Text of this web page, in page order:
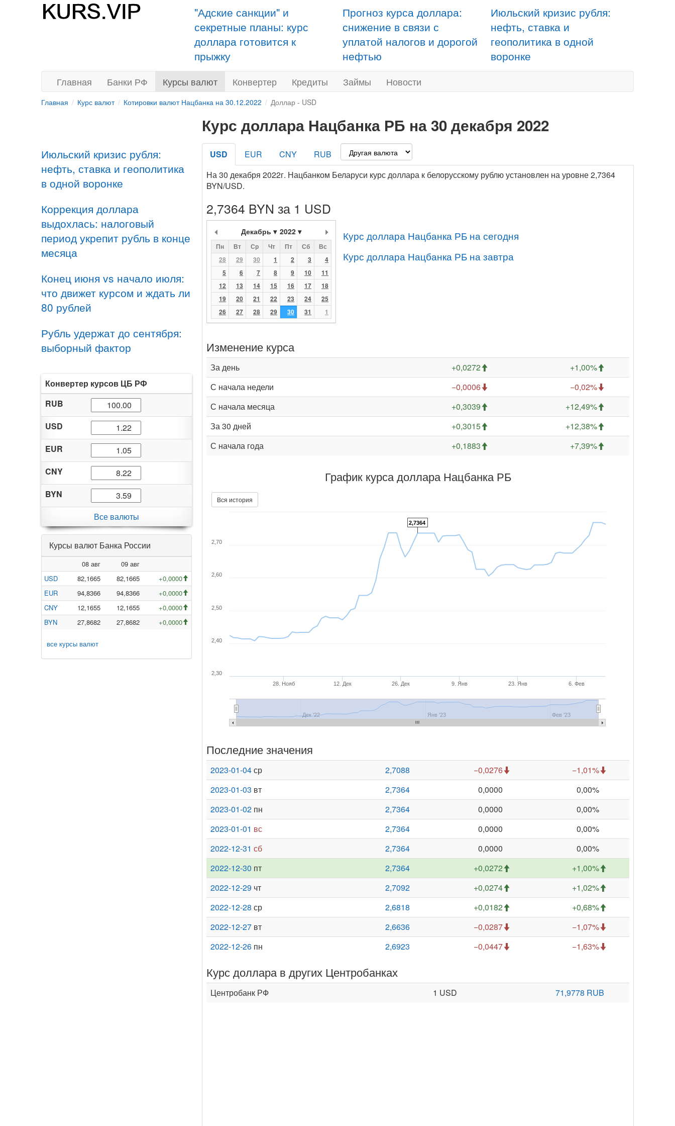
"Адские санкции" и
секретные планы: курс
доллара готовится к
прыжку
Прогноз курса доллара:
снижение в связи с
уплатой налогов и дорогой
нефтью
Июльский кризис рубля:
нефть, ставка и
геополитика в одной
воронке
Главная Банки РФ Курсы валют Конвертер Кредиты Займы Новости
Главная Курс валют Котировки валют Нацбанка на 30.12.2022 Доллар - USD
Июльский кризис рубля:
нефть, ставка и геополитика
в одной воронке
Коррекция доллара
выдохлась: налоговый
период укрепит рубль в конце
месяца
Конец июня vs начало июля:
что движет курсом и ждать ли
80 рублей
Рубль удержат до сентября:
выборный фактор
Конвертер курсов ЦБ РФ
RUB
USD
EUR
CNY
BYN
Все валюты
Курсы валют Банка России
08 авг
09 авг
USD
82,1665 82,1665
+0,0000
EUR
94,8366 94,8366
+0,0000
CNY
12,1655 12,1655
+0,0000
BYN
27,8682 27,8682 +0,0000
все курсы валют
Курс доллара Нацбанка РБ на 30 декабря 2022
USD EUR CNY
RUB
На 30 декабря 2022г. Нацбанком Беларуси курс доллара к белорусскому рублю установлен на уровне 2,7364
BYN/USD.
2,7364 BYN за 1 USD
Декабрь 2022
Пн Вт Ср Чт Пт Сб
Вс
28
29 30 1 2 3
4
5
6 7 8 9 10
11
12
13 14 15 16 17
18
19
20 21 22 23 24
25
26
27 28 29 30 31 1
Курс доллара Нацбанка РБ на сегодня
Курс доллара Нацбанка РБ на завтра
Изменение курса
За день +0,0272
+1,00%
С начала недели
−0,0006
−0,02%
С начала месяца
+0,3039
+12,49%
За 30 дней
+0,3015
+12,38%
С начала года
+0,1883 +7,39%
График курса доллара Нацбанка РБ
Вся история
2,7364
28. Нояб 12. Дек 26. Дек 9. Янв 23. Янв 6. Фев
Дек '22 Янв '23 Фев '23
2,30
2,40
2,50
2,60
2,70
Последние значения
2023-01-04ср 2,7088 −0,0276
−1,01%
2023-01-03 вт 2,7364 0,0000
0,00%
2023-01-02 пн 2,7364 0,0000
0,00%
2023-01-01 вс 2,7364 0,0000
0,00%
2022-12-31 сб 2,7364 0,0000
0,00%
2022-12-30 пт 2,7364 +0,0272
+1,00%
2022-12-29 чт 2,7092 +0,0274
+1,02%
2022-12-28 ср 2,6818 +0,0182
+0,68%
2022-12-27 вт 2,6636 −0,0287
−1,07%
2022-12-26 пн 2,6923 −0,0447 −1,63%
Курс доллара в других Центробанках
Центробанк РФ 1 USD 71,9778 RUB